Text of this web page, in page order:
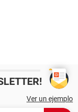
Ver un ejemplo